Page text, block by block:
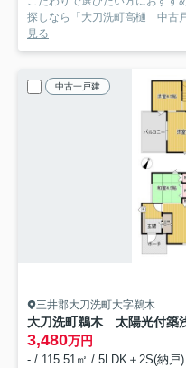
探しなら「大刀洗町高樋 中古
見る
中古一戸建
三井郡大刀洗町大字鵜木
大刀洗町鵜木 太陽光付築
3,480万円
- / 115.51㎡ / 5LDK＋2S(納戸